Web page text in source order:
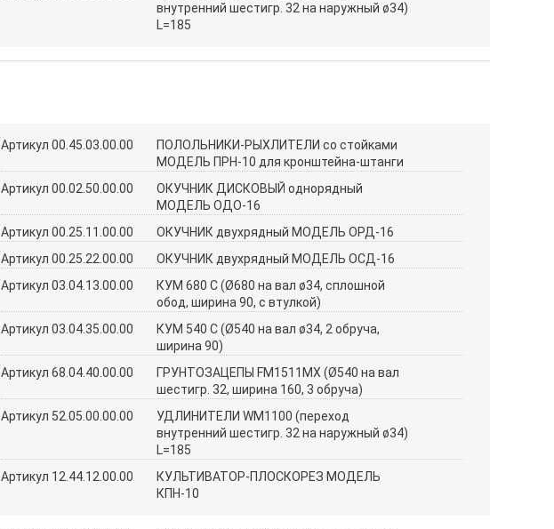
внутренний шестигр. 32 на наружный ø34)
L=185
Артикул 00.45.03.00.00
ПОЛОЛЬНИКИ-РЫХЛИТЕЛИ со стойками
МОДЕЛЬ ПРН-10 для кронштейна-штанги
Артикул 00.02.50.00.00
ОКУЧНИК ДИСКОВЫЙ однорядный
МОДЕЛЬ ОДО-16
Артикул 00.25.11.00.00
ОКУЧНИК двухрядный МОДЕЛЬ ОРД-16
Артикул 00.25.22.00.00
ОКУЧНИК двухрядный МОДЕЛЬ ОСД-16
Артикул 03.04.13.00.00
КУМ 680 С (Ø680 на вал ø34, сплошной
обод, ширина 90, с втулкой)
Артикул 03.04.35.00.00
КУМ 540 C (Ø540 на вал ø34, 2 обруча,
ширина 90)
Артикул 68.04.40.00.00
ГРУНТОЗАЦЕПЫ FM1511MX (Ø540 на вал
шестигр. 32, ширина 160, 3 обруча)
Артикул 52.05.00.00.00
УДЛИНИТЕЛИ WM1100 (переход
внутренний шестигр. 32 на наружный ø34)
L=185
Артикул 12.44.12.00.00
КУЛЬТИВАТОР-ПЛОСКОРЕЗ МОДЕЛЬ
КПН-10